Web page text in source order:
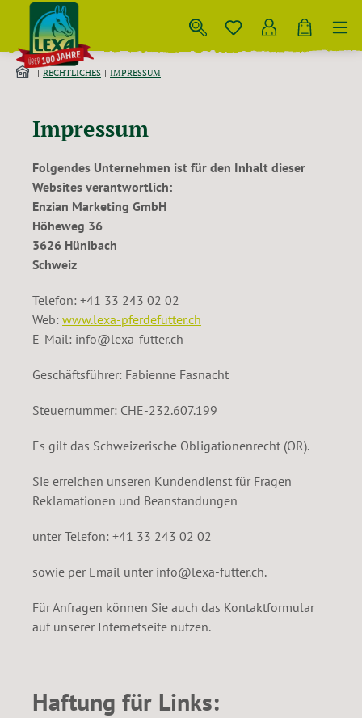
Zum Hauptinhalt springen
RECHTLICHES IMPRESSUM
Impressum
Folgendes Unternehmen ist für den Inhalt dieser
Websites verantwortlich:
Enzian Marketing GmbH
Höheweg 36
3626 Hünibach
Schweiz
Telefon: +41 33 243 02 02
Web: www.lexa-pferdefutter.ch
E-Mail: info@lexa-futter.ch
Geschäftsführer: Fabienne Fasnacht
Steuernummer: CHE-232.607.199
Es gilt das Schweizerische Obligationenrecht (OR).
Sie erreichen unseren Kundendienst für Fragen
Reklamationen und Beanstandungen
unter Telefon: +41 33 243 02 02
sowie per Email unter info@lexa-futter.ch.
Für Anfragen können Sie auch das Kontaktformular
auf unserer Internetseite nutzen.
Haftung für Links: